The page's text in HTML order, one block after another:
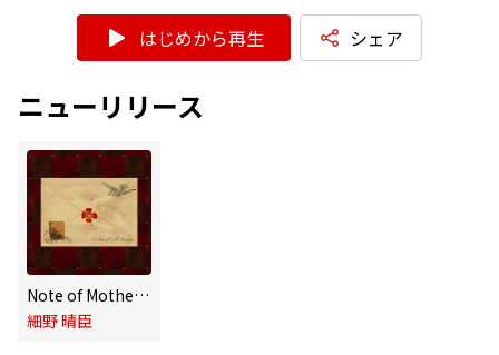
はじめから再生 シェア
ニューリリース
Note of Mothership
細野 晴臣